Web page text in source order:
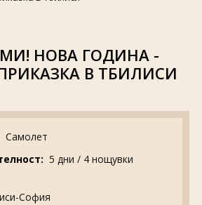
Магазин
Политика за
ЗАПИТВАНЕ
НОВА ГОДИНА -
В ТБИЛИСИ
Самолет
5 дни / 4 нощувки
София